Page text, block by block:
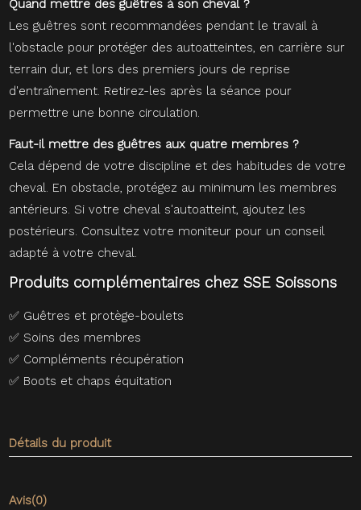
Quand mettre des guêtres à son cheval ?
Les guêtres sont recommandées pendant le travail à
l'obstacle pour protéger des autoatteintes, en carrière sur
terrain dur, et lors des premiers jours de reprise
d'entraînement. Retirez-les après la séance pour
permettre une bonne circulation.
Faut-il mettre des guêtres aux quatre membres ?
Cela dépend de votre discipline et des habitudes de votre
cheval. En obstacle, protégez au minimum les membres
antérieurs. Si votre cheval s'autoatteint, ajoutez les
postérieurs. Consultez votre moniteur pour un conseil
adapté à votre cheval.
Produits complémentaires chez SSE Soissons
✅ Guêtres et protège-boulets
✅ Soins des membres
✅ Compléments récupération
✅ Boots et chaps équitation
Détails du produit
Avis(0)